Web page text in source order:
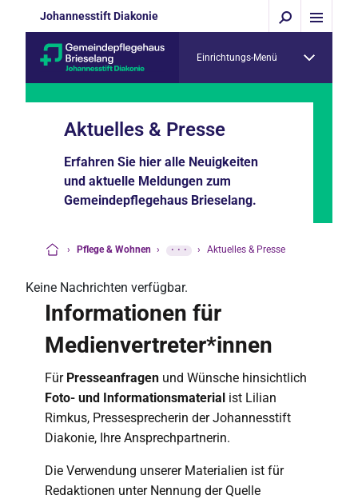
Johannesstift Diakonie
Einrichtungs-Menü
Aktuelles & Presse
Erfahren Sie hier alle Neuigkeiten
und aktuelle Meldungen zum
Gemeindepflegehaus Brieselang.
› Pflege & Wohnen › ··· › Aktuelles & Presse
Keine Nachrichten verfügbar.
Informationen für
Medienvertreter*innen
Für Presseanfragen und Wünsche hinsichtlich
Foto- und Informationsmaterial ist Lilian
Rimkus, Pressesprecherin der Johannesstift
Diakonie, Ihre Ansprechpartnerin.
Die Verwendung unserer Materialien ist für
Redaktionen unter Nennung der Quelle